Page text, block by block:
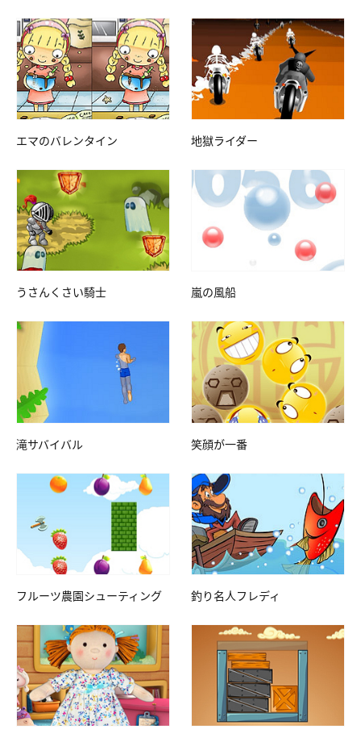
エマのバレンタイン 地獄ライダー
うさんくさい騎士 嵐の風船
滝サバイバル 笑顔が一番
フルーツ農園シューティング 釣り名人フレディ